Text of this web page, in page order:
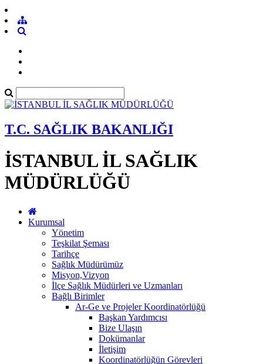
T.C. SAĞLIK BAKANLIĞI
İSTANBUL İL SAĞLIK
MÜDÜRLÜĞÜ
Kurumsal
Yönetim
Teşkilat Şeması
Tarihçe
Sağlık Müdürümüz
Misyon,Vizyon
İlçe Sağlık Müdürleri ve Uzmanları
Bağlı Birimler
Ar-Ge ve Projeler Koordinatörlüğü
Başkan Yardımcısı
Bize Ulaşın
Dokümanlar
İletişim
Koordinatörlüğün Görevleri